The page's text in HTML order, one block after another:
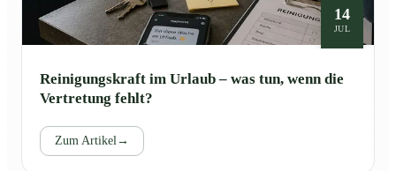
14
JUL
Reinigungskraft im Urlaub – was tun, wenn die
Vertretung fehlt?
Zum Artikel →